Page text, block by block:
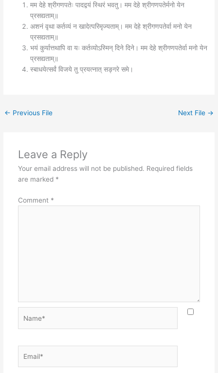
मम देहे श्रीगणपतेः पादद्वयं स्थिरं भवतु। मम देहे श्रीगणपतेर्मनो येन
प्रसद्यताम्॥
अशनं वृथा कर्तव्यं न खादेत्परिमृज्यताम्। मम देहे श्रीगणपतेर्वा मनो येन
प्रसद्यताम्॥
भयं कुर्यात्तथापि वा यः कर्तव्योऽस्मिन् दिने दिने। मम देहे श्रीगणपतेर्वा मनो येन
प्रसद्यताम्॥
स्बाधयेत्सर्वं विजये तु प्रयत्नात् सङ्गरे समे।
← Previous File Next File →
Leave a Reply
Your email address will not be published. Required fields
are marked *
Comment *